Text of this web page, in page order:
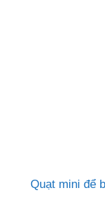
Quạt mini để